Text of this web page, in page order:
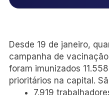
Desde 19 de janeiro,
campanha de
foram imunizados
prioritários na capital.
7.919